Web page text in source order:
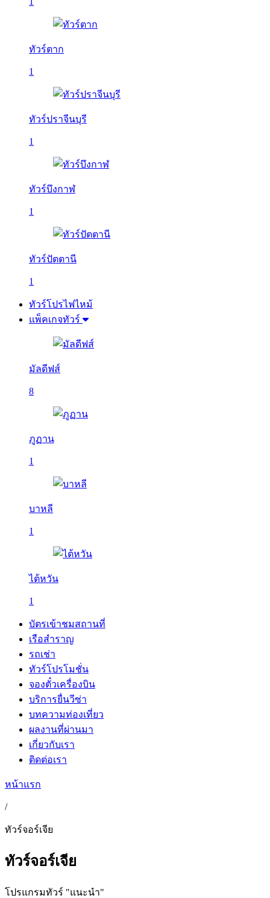
ทัวร์ตาก
1
ทัวร์ปราจีนบุรี
1
ทัวร์บึงกาฬ
1
ทัวร์ปัตตานี
1
ทัวร์โปรไฟไหม้
แพ็คเกจทัวร์
มัลดีฟส์
8
ภูฏาน
1
บาหลี
1
ไต้หวัน
1
บัตรเข้าชมสถานที่
เรือสำราญ
รถเช่า
ทัวร์โปรโมชั่น
จองตั๋วเครื่องบิน
บริการยื่นวีซ่า
บทความท่องเที่ยว
ผลงานที่ผ่านมา
เกี่ยวกับเรา
ติดต่อเรา
หน้าแรก
/
ทัวร์จอร์เจีย
ทัวร์จอร์เจีย
โปรแกรมทัวร์ "แนะนำ"